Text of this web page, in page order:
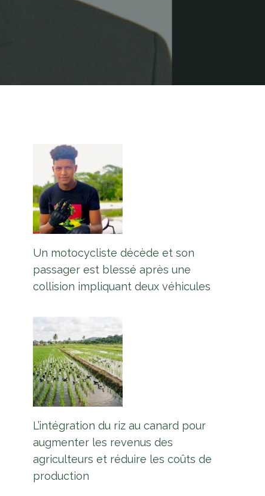
Un motocycliste décède et son
passager est blessé après une
collision impliquant deux véhicules
L’intégration du riz au canard pour
augmenter les revenus des
agriculteurs et réduire les coûts de
production